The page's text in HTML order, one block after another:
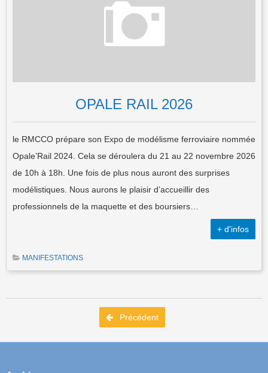
OPALE RAIL 2026
le RMCCO prépare son Expo de modélisme ferroviaire nommée
Opale’Rail 2024. Cela se déroulera du 21 au 22 novembre 2026
de 10h à 18h. Une fois de plus nous auront des surprises
modélistiques. Nous aurons le plaisir d’accueillir des
professionnels de la maquette et des boursiers…
+ d'infos
MANIFESTATIONS
Post navigation
Précédent